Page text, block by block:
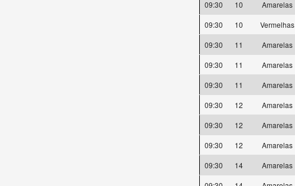
09:30
10 Amarelas
09:30
10 Vermelhas
09:30
11 Amarelas
09:30
11 Amarelas
09:30
11 Amarelas
09:30
12 Amarelas
09:30
12 Amarelas
09:30
12 Amarelas
09:30
14 Amarelas